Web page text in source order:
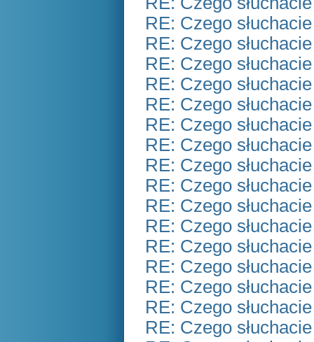
RE: Czego
RE: Czego
RE: Czego
RE: Czego
RE: Czego
RE: Czego
RE: Czego
RE: Czego
RE: Czego
RE: Czego
RE: Czego
RE: Czego
RE: Czego
RE: Czego
RE: Czego
RE: Czego